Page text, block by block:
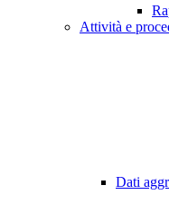
Attività e
Dati